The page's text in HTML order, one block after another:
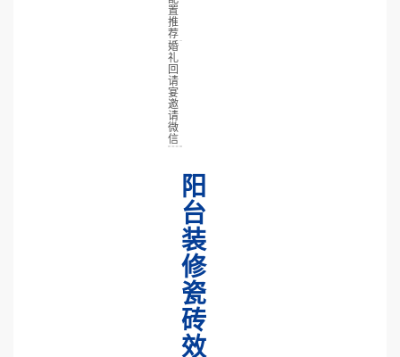
置
推
荐
婚
礼
回
请
宴
邀
请
微
信
阳
台
装
修
瓷
砖
效